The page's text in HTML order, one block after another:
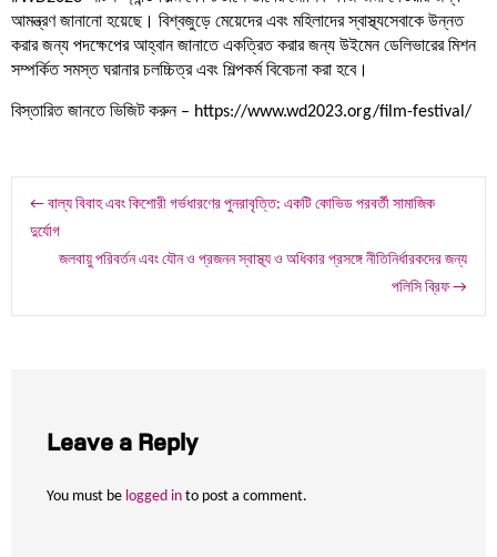
আমন্ত্রণ জানানো হয়েছে। বিশ্বজুড়ে মেয়েদের এবং মহিলাদের স্বাস্থ্যসেবাকে উন্নত
করার জন্য পদক্ষেপের আহ্বান জানাতে একত্রিত করার জন্য উইমেন ডেলিভারের মিশন
সম্পর্কিত সমস্ত ঘরানার চলচ্চিত্র এবং শিল্পকর্ম বিবেচনা করা হবে।
বিস্তারিত জানতে ভিজিট করুন – https://www.wd2023.org/film-festival/
Post
← বাল্য বিবাহ এবং কিশোরী গর্ভধারণের পুনরাবৃত্তি: একটি কোভিড পরবর্তী সামাজিক
দুর্যোগ
জলবায়ু পরিবর্তন এবং যৌন ও প্রজনন স্বাস্থ্য ও অধিকার প্রসঙ্গে নীতিনির্ধারকদের জন্য
পলিসি ব্রিফ→
Leave a Reply
You must be logged in to post a comment.